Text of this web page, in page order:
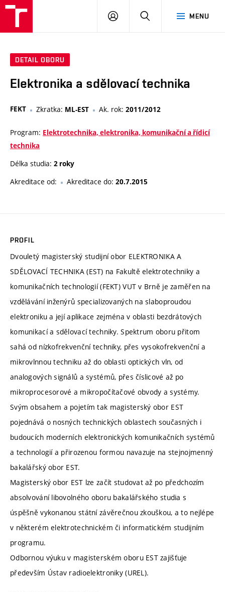
MENU
PŘIHLÁSIT
DETAIL OBORU
Elektronika a sdělovací technika
FEKT Zkratka: ML-EST Ak. rok: 2011/2012
Program: Elektrotechnika, elektronika, komunikační a řídicí
technika
Délka studia: 2 roky
Akreditace od: Akreditace do: 20.7.2015
PROFIL
Dvouletý magisterský studijní obor ELEKTRONIKA A
SDĚLOVACÍ TECHNIKA (EST) na Fakultě elektrotechniky a
komunikačních technologií (FEKT) VUT v Brně je zaměřen na
vzdělávání inženýrů specializovaných na slaboproudou
elektroniku a její aplikace zejména v oblasti bezdrátových
komunikací a sdělovací techniky. Spektrum oboru přitom
sahá od nízkofrekvenční techniky, přes vysokofrekvenční a
mikrovlnnou techniku až do oblasti optických vln, od
analogových signálů a systémů, přes číslicové až po
mikroprocesorové a mikropočítačové obvody a systémy.
Svým obsahem a pojetím tak magisterský obor EST
pojednává o nosných technických oblastech současných i
budoucích moderních elektronických komunikačních systémů
a technologií a přirozenou formou navazuje na stejnojmenný
bakalářský obor EST.
Magisterský obor EST lze začít studovat až po předchozím
absolvování libovolného oboru bakalářského studia s
úspěšně vykonanou státní závěrečnou zkouškou, a to nejlépe
v některém elektrotechnickém či informatickém studijním
programu.
Odbornou výuku v magisterském oboru EST zajišťuje
především Ústav radioelektroniky (UREL).